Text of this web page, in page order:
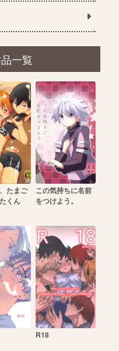
一覧
たまご
くん
この気持ちに名前
をつけよう。
R18